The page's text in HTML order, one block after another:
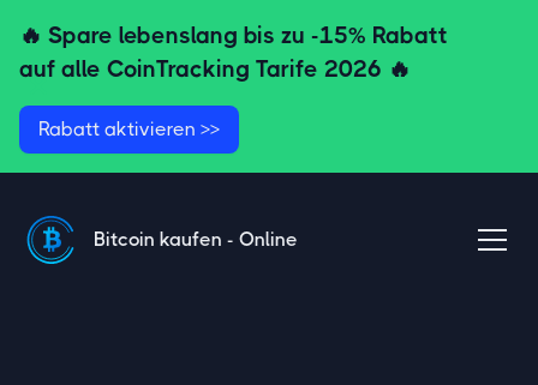
🔥 Spare lebenslang bis zu -15% Rabatt
auf alle CoinTracking Tarife 2026 🔥
Rabatt aktivieren >>
Bitcoin kaufen - Online